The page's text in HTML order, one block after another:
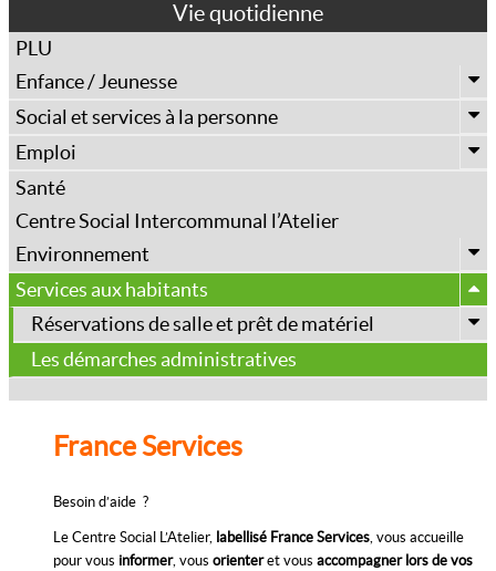
Vie quotidienne
PLU
Enfance / Jeunesse
Établissements scolaires
Restauration scolaire
Accueil périscolaire
Animation jeunesse
Espace jeunesse
Structures d’accueil
Relais Petite Enfance
Cocci’bulles
MAM & Micro-crèches
Social et services à la personne
Centre communal d’action sociale (CCAS)
Portage de repas et visiteurs à domicile
Information et Coordination gérontologique
ADMR
Résidence pour personnes âgées
Transport solidaire
Résidence Yolaine de Kepper (AFM)
Emploi
Mission locale Angevine
Santé
Centre Social Intercommunal l’Atelier
Environnement
Objectif Zéro phytos
Collecte des déchets
Guide du tri
Déchèterie
Services aux habitants
Réservations de salle et prêt de matériel
Les salles communales
Les démarches administratives
France Services
Besoin d’aide ?
Le Centre Social L’Atelier, labellisé France Services, vous accueille
pour vous informer, vous orienteret vous accompagner lors de vos